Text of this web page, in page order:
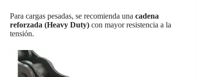
Para cargas pesadas, se recomienda una cadena
reforzada (Heavy Duty) con mayor resistencia a la
tensión.